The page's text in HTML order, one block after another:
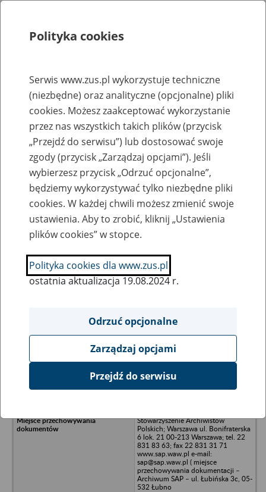
Rejestry, ewidencje i archiwa
Baza zlikwidowanych lub
przekształconych zakładów pracy
Nazwa zakładu pracy:
SZUKAJ
Ukryj wszystkie pozycje bazy
TWG Services Limited - Warszawa,
Stowarzyszenie Archiwistów
Polskich; Warszawa ul. Bonifraterska
6 lok. 21 00-213 Warszawa; tel. 22
831 83 63; fax 22 831 31 71
www.sap.waw.pl e-mail:
sap@sap.waw.pl ( miejsce
przechowywania dokumentacji –
Archiwum SAP – ul. Łubińska 3c, 05-
532 Łubno
Polityka cookies
Serwis www.zus.pl wykorzystuje techniczne
(niezbędne) oraz analityczne (opcjonalne) pliki
cookies. Możesz zaakceptować wykorzystanie
przez nas wszystkich takich plików (przycisk
„Przejdź do serwisu”) lub dostosować swoje
zgody (przycisk „Zarządzaj opcjami”). Jeśli
wybierzesz przycisk „Odrzuć opcjonalne”,
będziemy wykorzystywać tylko niezbędne pliki
cookies. W każdej chwili możesz zmienić swoje
ustawienia. Aby to zrobić, kliknij „Ustawienia
plików cookies” w stopce.
Polityka cookies dla www.zus.pl
ostatnia aktualizacja 19.08.2024 r.
Odrzuć opcjonalne
Zarządzaj opcjami
Przejdź do serwisu